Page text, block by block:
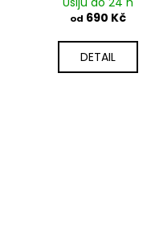
OVEČKOU
od 690 Kč
DETAIL